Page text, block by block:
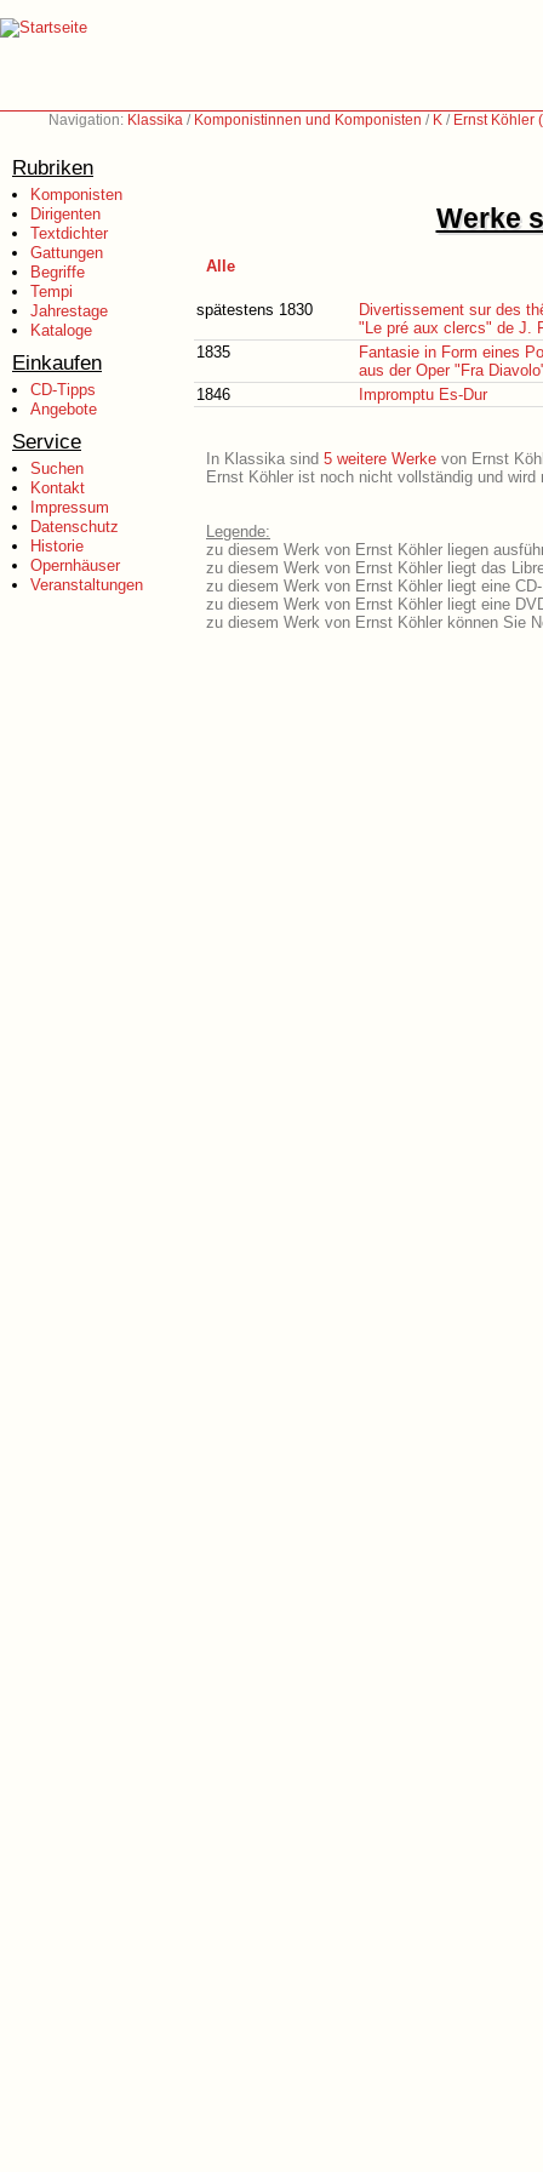
Navigation: Klassika / Komponistinnen und Komponisten / K / Ernst Köhler
Rubriken
Komponisten
Dirigenten
Textdichter
Gattungen
Begriffe
Tempi
Jahrestage
Kataloge
Einkaufen
CD-Tipps
Angebote
Service
Suchen
Kontakt
Impressum
Datenschutz
Historie
Opernhäuser
Veranstaltungen
Werke
Alle
spätestens 1830
Divertissement sur des
"Le pré aux clercs" de J.
1835
Fantasie in Form eines
aus der Oper "Fra
1846
Impromptu Es-Dur
In Klassika sind 5 weitere Werke von Ernst
Ernst Köhler ist noch nicht vollständig und
Legende:
zu diesem Werk von Ernst Köhler liegen
zu diesem Werk von Ernst Köhler liegt das
zu diesem Werk von Ernst Köhler liegt eine
zu diesem Werk von Ernst Köhler liegt eine
zu diesem Werk von Ernst Köhler können Sie